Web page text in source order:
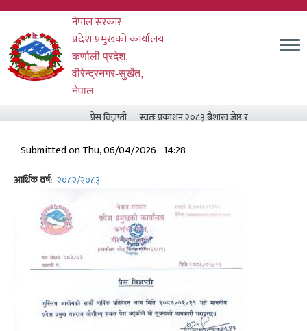
Skip
main
content
नेपाल सरकार
प्रदेश प्रमुखको कार्यालय
कर्णाली प्रदेश,
वीरेन्द्रनगर-सुर्खेत,
नेपाल
प्रेस विज्ञप्ती स्वतः प्रकाशन २०८३ बैशाख जेष्ठ र असार मसान्त सम्म
Submitted onThu, 06/04/2026 - 14:28
आर्थिक वर्ष २०८२/२०८३